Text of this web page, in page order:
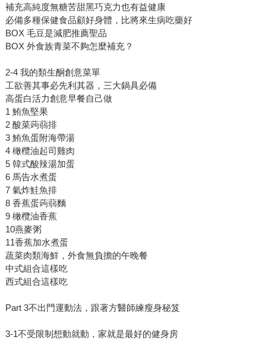
補充高純度無糖苦甜黑巧克力也有益健康
必備多種保健食品顧好身體，比將來生病吃藥好
BOX 毛豆是減肥推薦聖品
BOX 外食族青菜不夠怎麼補充？
2-4 我的類生酮創意菜單
工欲善其事必先利其器，三大鍋具必備
高蛋白活力創意早餐自己做
1 鮪魚堅果
2 酸菜蒟蒻排
3 鮪魚蛋附海帶湯
4 橄欖油起司雞肉
5 韓式酸辣湯加蛋
6 馬告水煮蛋
7 氣炸鮭魚排
8 香蕉蛋蒟蒻麵
9 橄欖油香蕉
10燕麥粥
11香蕉加水煮蛋
蔬菜肉類海鮮，外食無負擔的午晚餐
中式組合這樣吃
西式組合這樣吃
Part 3不出門運動法，跟著方醫師練瘦身秘笈
3-1不受限制想動就動，家就是最好的健身房